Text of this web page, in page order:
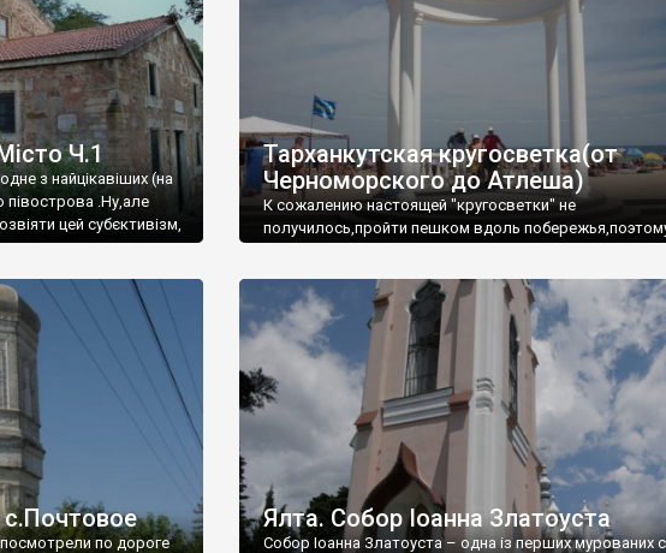
Ч.1
з найцікавіших (на
.Ну,але
цей субєктивізм,
Тарханкутская кругосветка(от
Черноморского до Атлеша)
К сожалению настоящей "кругосветки" не
получилось,пройти пешком вдоль
по дороге
Ялта. Собор Іоанна Златоуста
Собор Іоанна Златоуста – одна із перших мурованих